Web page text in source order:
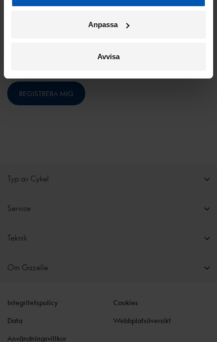
Anpassa
Avvisa
Genom att registrera mig godkänner jag Gazelles
Typ av Cykel
Service
Teknik
Om Gazelle
Integritetspolicy Cookies
Data Webbplatsöversikt
Användningsvillkor